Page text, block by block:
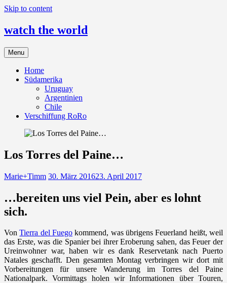
Skip to content
watch the world
Menu
Home
Südamerika
Uruguay
Argentinien
Chile
Verschiffung RoRo
Los Torres del Paine…
Marie+Timm 30. März 201623. April 2017
…bereiten uns viel Pein, aber es lohnt
sich.
VonTierra del Fuego kommend, was übrigens Feuerland heißt, weil
das Erste, was die Spanier bei ihrer Eroberung sahen, das Feuer der
Ureinwohner war, haben wir es dank Reservetank nach Puerto
Natales geschafft. Den gesamten Montag verbringen wir dort mit
Vorbereitungen für unsere Wanderung im Torres del Paine
Nationalpark. Vormittags holen wir Informationen über Touren,